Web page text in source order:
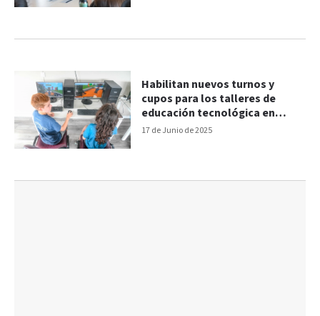
17 de Junio de 2025
Habilitan nuevos turnos y
cupos para los talleres de
educación tecnológica en
Paraná